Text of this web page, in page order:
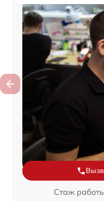
Константин
Стаж